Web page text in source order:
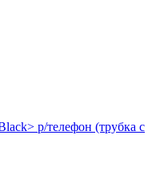
р/телефон (трубка с